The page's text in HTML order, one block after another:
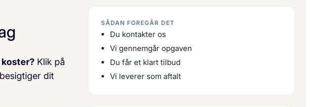
Klik på
dit
SÅDAN FOREGÅR DET
Du kontakter os
Vi gennemgår opgaven
Du får et klart tilbud
Vi leverer som aftalt